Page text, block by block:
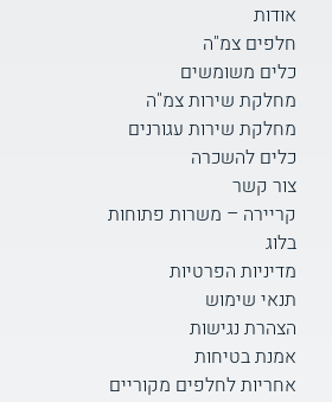
אודות
חלפים צמ"ה
כלים משומשים
מחלקת שירות צמ"ה
מחלקת שירות עגורנים
כלים להשכרה
צור קשר
קריירה – משרות פתוחות
בלוג
מדיניות הפרטיות
תנאי שימוש
הצהרת נגישות
אמנת בטיחות
אחריות לחלפים מקוריים